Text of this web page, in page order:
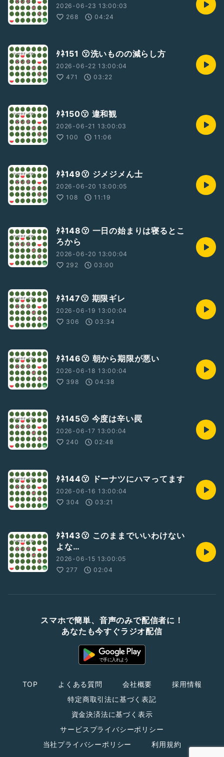
2026-06-23 13:00:03
268
04:24
ﾀﾈ151 😗洗いものの減らし方
2026-06-22 13:00:04
471
03:22
ﾀﾈ150😗 違和観
2026-06-21 13:00:03
100
11:06
ﾀﾈ149😗 ジメジメん士
2026-06-20 13:00:05
108
11:19
ﾀﾈ148😗 一日の始まりは寝るとこ
ろから
2026-06-20 13:00:04
292
03:00
ﾀﾈ147😗 期限ギレ
2026-06-19 13:00:04
306
03:34
ﾀﾈ146😗 朝から期限が悪い
2026-06-18 13:00:04
398
04:38
ﾀﾈ145😗 今度は辛い罠
2026-06-17 13:00:04
240
02:48
ﾀﾈ144😗 ドーナツにハマってます
2026-06-16 13:00:04
304
03:21
ﾀﾈ143😗 このままでいいわけない
よな…
2026-06-15 13:00:05
277
02:04
スマホで簡単、音声のみで配信者に！
あなたも今すぐラジオ配信
TOP よくある質問 会社概要
採用情報
特定商取引法に基づく表記
資金決済法に基づく表示
サービスプライバシーポリシー
当社プライバシーポリシー
利用規約